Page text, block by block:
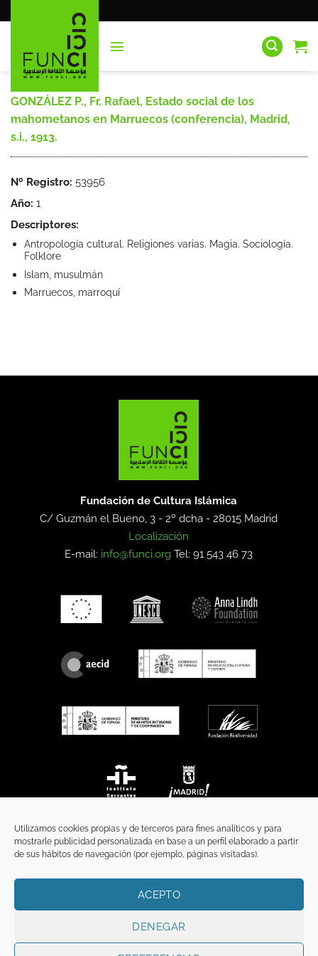
Utilizamos cookies propias y de terceros para fines analíticos y para
mostrarle publicidad personalizada en base a un perfil elaborado a partir
de sus hábitos de navegación (por ejemplo, páginas visitadas).
ACEPTO
DENEGAR
al
GONZÁLEZ P., Fr. Rafael, Estado social de los
mahometanos en Marruecos (conferencia), Madrid,
s.i., 1913.
Nº Registro: 53956
Año: 1
Descriptores:
Antropología cultural. Religiones varias. Magia. Sociología.
Folklore
Islam, musulmán
Marruecos, marroquí
Fundación de Cultura Islámica
C/ Guzmán el Bueno, 3 - 2º dcha -28015 Madrid
Localización
E-mail: info@funci.org Tel: 91 543 46 73
TÉRMINOS Y CONDICIONES
Copyright 2026 ©FunciFUNCI es titular de los derechos de propiedad